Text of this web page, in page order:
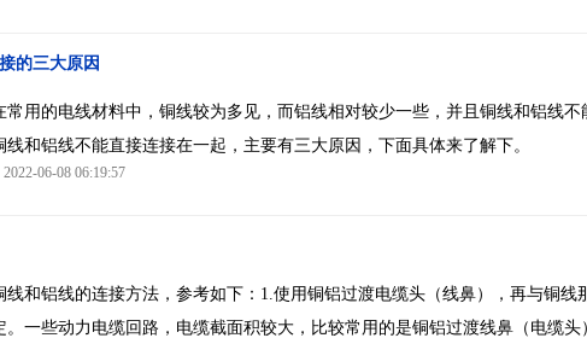
的三大原因
常用的电线材料中，铜线较为多见，而铝线相对较少一些，并且铜线和铝线不
线和铝线不能直接连接在一起，主要有三大原因，下面具体来了解下。
06-08 06:19:57
线和铝线的连接方法，参考如下：1.使用铜铝过渡电缆头（线鼻），再与铜线
。一些动力电缆回路，电缆截面积较大，比较常用的是铜铝过渡线鼻（电缆头